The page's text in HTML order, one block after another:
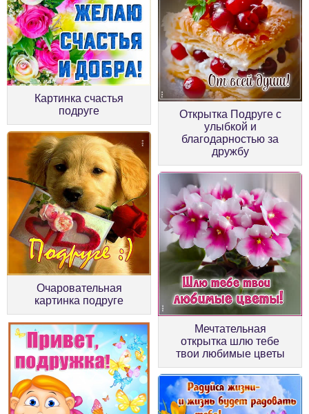
Картинка счастья
подруге
Открытка Подруге с
улыбкой и
благодарностью за
дружбу
Очаровательная
картинка подруге
Мечтательная
открытка шлю тебе
твои любимые цветы